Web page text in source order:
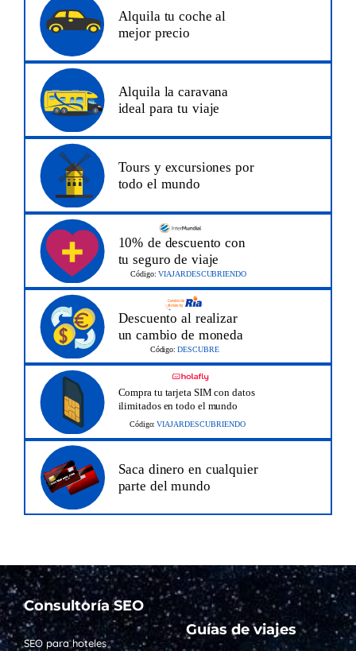
Consultoría SEO
SEO para hoteles
Guías de viajes